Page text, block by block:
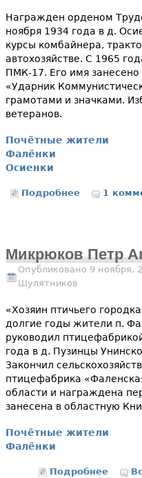
Награжден орденом
ноября 1934 года в д.
курсы комбайнера,
автохозяйстве. С 1965
ПМК-17. Его имя занесено
«Ударник
грамотами и значками.
ветеранов.
Почётные жители
Фалёнки
Осиенки
Подробнее о Московкин
1
Микрюков Петр
Опубликовано 9 ноября,
Шулятников
«Хозяин птичьего
долгие годы жители п.
руководил
года в д. Пузинцы
Закончил
птицефабрика
области и награждена
занесена в областную
Почётные жители
Фалёнки
Подробнее о